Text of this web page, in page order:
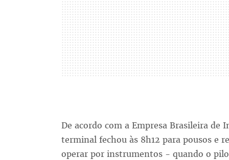
De acordo com a Empresa Brasileira
terminal fechou às 8h12 para pousos e
operar por instrumentos - quando o